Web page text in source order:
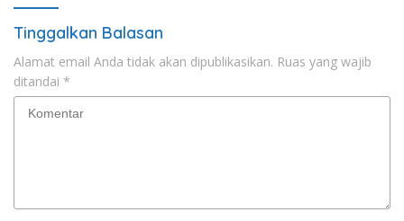
Tinggalkan Balasan
Alamat email Anda tidak akan dipublikasikan. Ruas yang wajib
ditandai *